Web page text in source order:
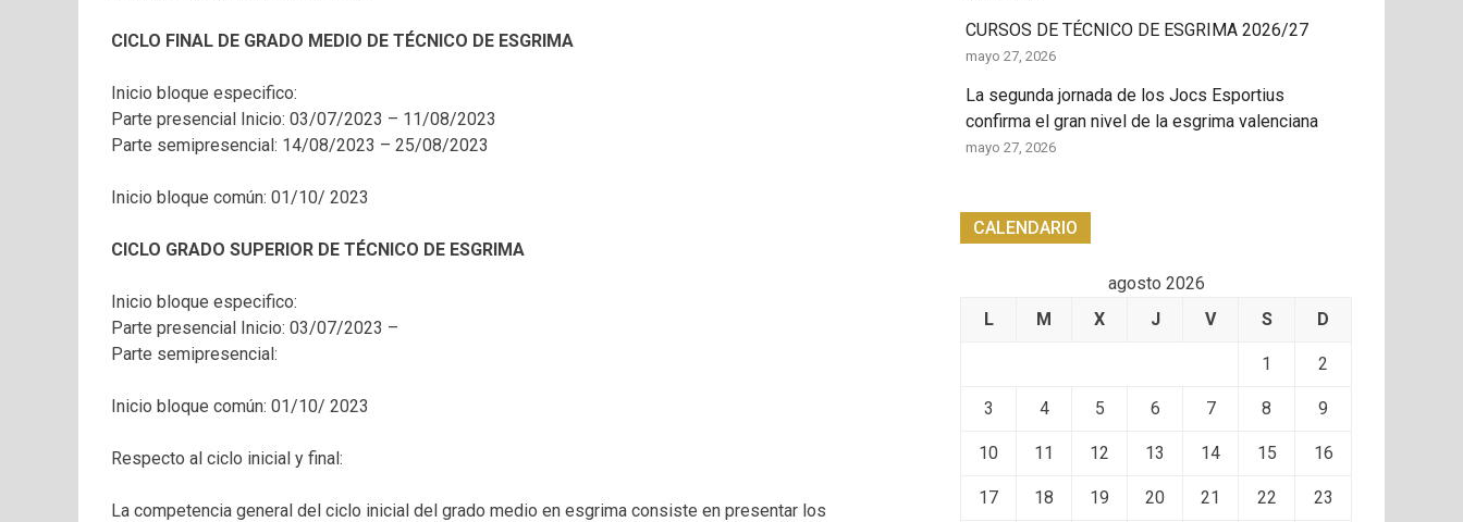
CICLO FINAL DE GRADO MEDIO DE TÉCNICO DE ESGRIMA
Inicio bloque especifico:
Parte presencial Inicio: 03/07/2023 – 11/08/2023
Parte semipresencial: 14/08/2023 – 25/08/2023
Inicio bloque común: 01/10/ 2023
CICLO GRADO SUPERIOR DE TÉCNICO DE ESGRIMA
Inicio bloque especifico:
Parte presencial Inicio: 03/07/2023 –
Parte semipresencial:
Inicio bloque común: 01/10/ 2023
Respecto al ciclo inicial y final:
La competencia general del ciclo inicial del grado medio en esgrima consiste en presentar los
CURSOS DE TÉCNICO DE ESGRIMA 2026/27
mayo 27, 2026
La segunda jornada de los Jocs Esportius
confirma el gran nivel de la esgrima valenciana
mayo 27, 2026
CALENDARIO
agosto 2026
L
M X J V S D
1 2
3 4 5 6 7 8 9
10 11 12 13 14 15 16
17 18 19 20 21 22 23